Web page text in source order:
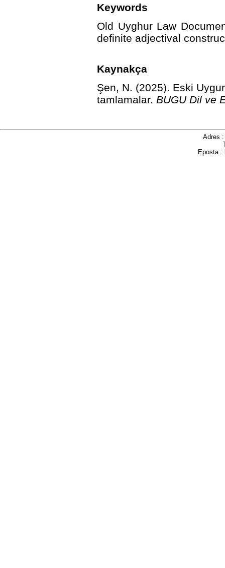
Keywords
Old Uyghur Law
definite adjectival
Kaynakça
Şen, N. (2025). Eski
tamlamalar. BUGU Dil ve
Adres
Eposta :